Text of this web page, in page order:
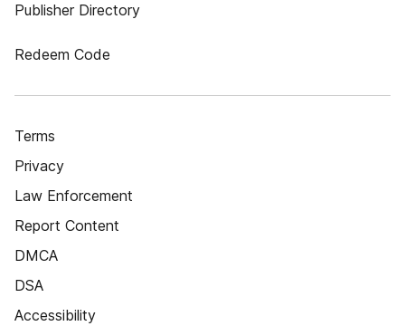
Publisher Directory
Redeem Code
Terms
Privacy
Law Enforcement
Report Content
DMCA
DSA
Accessibility